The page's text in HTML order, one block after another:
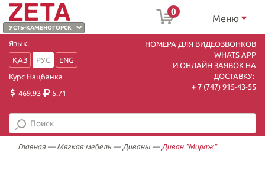
0
Меню
Язык:
ҚАЗ
РУС
ENG
Курс Нацбанка
469.93
5.71
НОМЕРА ДЛЯ ВИДЕОЗВОНКОВ
WHATS APP
И ОНЛАЙН ЗАЯВОК НА
ДОСТАВКУ:
+ 7 (747) 915-43-55
Главная— Мягкая мебель — Диваны — Диван "Мираж"